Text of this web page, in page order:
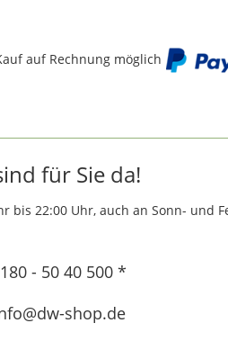
auf Rechnung möglich
für Sie da!
bis 22:00 Uhr, auch an Sonn- und
- 50 40 500 *
shop.de